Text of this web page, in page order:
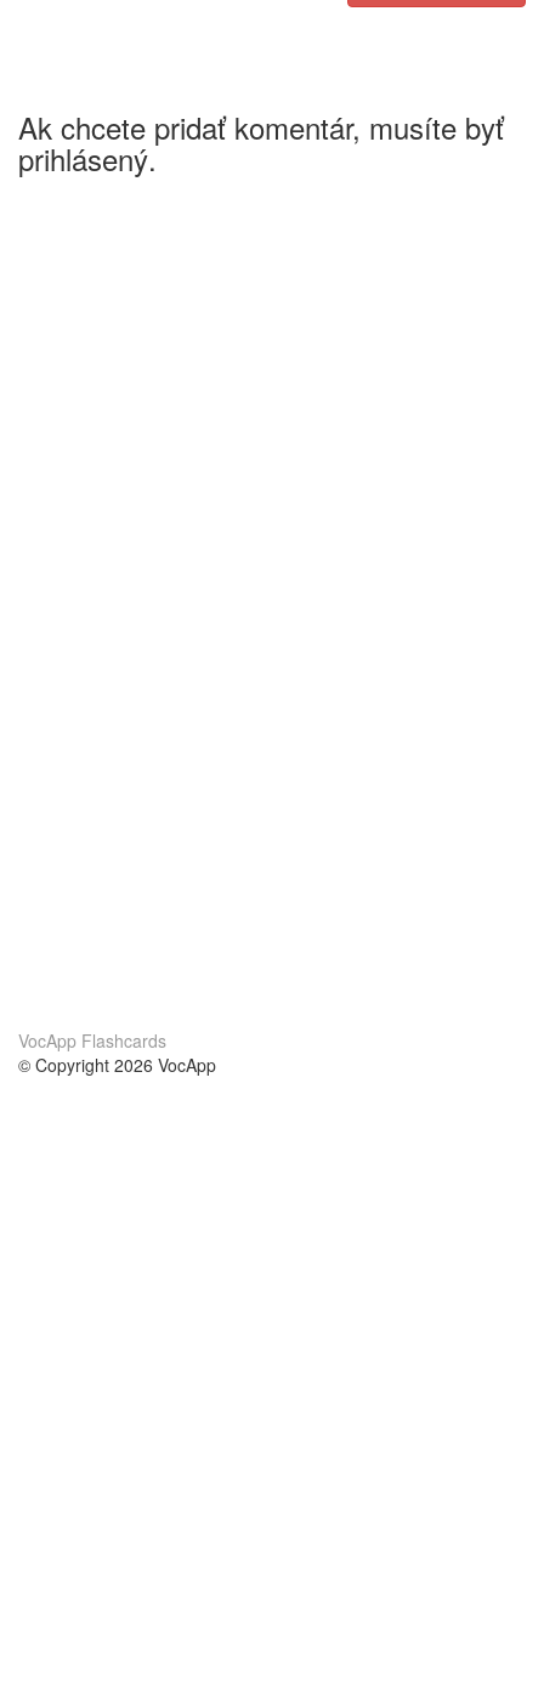
Ak chcete pridať komentár, musíte byť
prihlásený.
VocApp Flashcards
© Copyright 2026 VocApp